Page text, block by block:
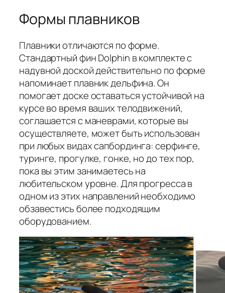
Формы плавников
Плавники отличаются по форме.
Стандартный фин Dolphin в комплекте с
надувной доской действительно по форме
напоминает плавник дельфина. Он
помогает доске оставаться устойчивой на
курсе во время ваших телодвижений,
соглашается с маневрами, которые вы
осуществляете, может быть использован
при любых видах сапбординга: серфинге,
туринге, прогулке, гонке, но до тех пор,
пока вы этим занимаетесь на
любительском уровне. Для прогресса в
одном из этих направлений необходимо
обзавестись более подходящим
оборудованием.